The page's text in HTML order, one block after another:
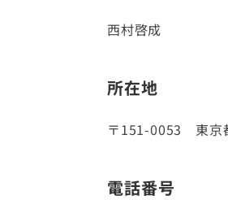
西村啓成
所在地
〒151-0053 東京
電話番号